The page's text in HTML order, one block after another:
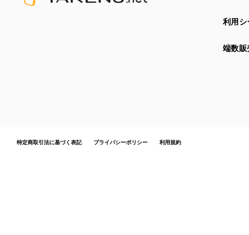
利用シ
端数販
特定商取引法に基づく表記 プライバシーポリシー 利用規約